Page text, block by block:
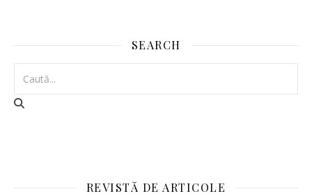
SEARCH
REVISTĂ DE ARTICOLE